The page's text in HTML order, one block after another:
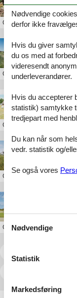
OmSøndervig
OmSøndervig
Om Søndervig
Om Søndervig
OmSøndervig
Nødvendige
derfor ikke
Hvis du giver
du os med at
videresendt
underleverandører.
Hvis du accepterer
statistik) samtykke
tredjepart med
Du kan når som
vedr. statistik og/
Se også vores
Nødvendige
Statistik
Markedsføring